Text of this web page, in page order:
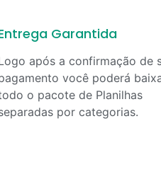
Garantida
após a confirmação de
você poderá
o pacote de Planilhas
por categorias.